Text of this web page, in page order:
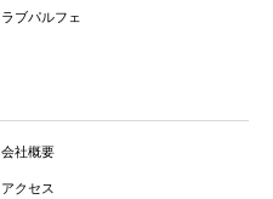
ラブパルフェ
会社概要
アクセス